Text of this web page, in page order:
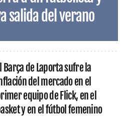
salida del verano
Barça de Laporta sufre la
del mercado en el
equipo de Flick, en el
y en el fútbol femenino